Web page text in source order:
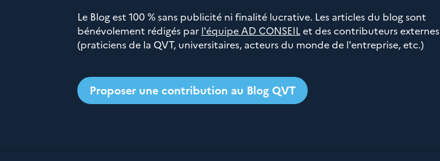
Le Blog est 100 % sans publicité ni finalité lucrative. Les articles du blog sont
bénévolement rédigés par l'équipe AD CONSEILet des contributeurs externes
(praticiens de la QVT, universitaires, acteurs du monde de l'entreprise, etc.)
Proposer une contribution au Blog QVT